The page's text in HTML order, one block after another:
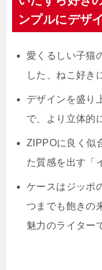
ンプルにデザ
愛くるしい子猫
した、ねこ好き
デザインを盛り
で、より立体的
ZIPPOに良く似
た質感を出す「
ケースはジッポ
つまでも飽きの
魅力のライター